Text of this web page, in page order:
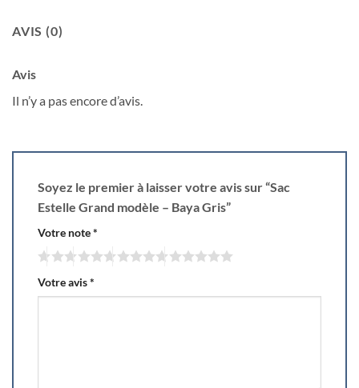
AVIS (0)
Avis
Il n’y a pas encore d’avis.
Soyez le premier à laisser votre avis sur “Sac
Estelle Grand modèle – Baya Gris”
Votre note*
Votre avis*